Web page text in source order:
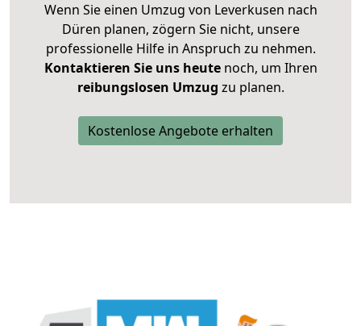
Wenn Sie einen Umzug von Leverkusen nach
Düren planen, zögern Sie nicht, unsere
professionelle Hilfe in Anspruch zu nehmen.
Kontaktieren Sie uns heutenoch, um Ihren
reibungslosen Umzug zu planen.
Kostenlose Angebote erhalten